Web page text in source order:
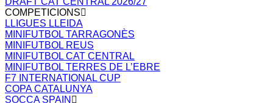
COMPETICIONS
LLIGUES LLEIDA
MINIFUTBOL TARRAGONÈS
MINIFUTBOL REUS
MINIFUTBOL CAT CENTRAL
MINIFUTBOL TERRES DE L’EBRE
F7 INTERNATIONAL CUP
COPA CATALUNYA
SOCCA SPAIN